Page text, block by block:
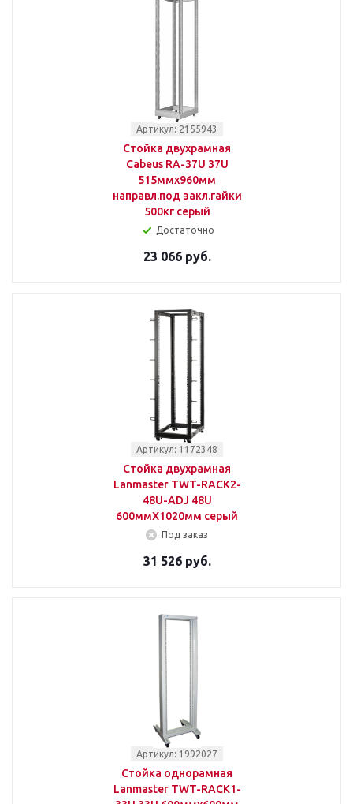
Артикул: 2155943
Стойка двухрамная
Cabeus RA-37U 37U
515ммx960мм
направл.под закл.гайки
500кг серый
Достаточно
23 066 руб.
Артикул: 1172348
Стойка двухрамная
Lanmaster TWT-RACK2-
48U-ADJ 48U
600ммX1020мм серый
Под заказ
31 526 руб.
Артикул: 1992027
Стойка однорамная
Lanmaster TWT-RACK1-